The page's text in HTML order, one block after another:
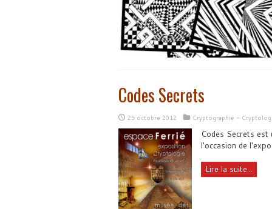
Codes Secrets
25 octobre 2012 Cryptographie -
Codes Secrets est
l'occasion de
Lire la suite...